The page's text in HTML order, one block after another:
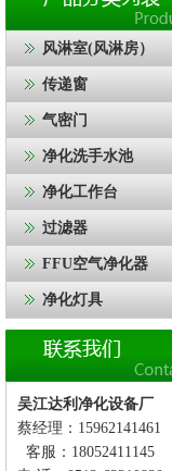
风淋室(风淋房）
传递窗
气密门
净化洗手水池
净化工作台
过滤器
FFU空气净化器
净化灯具
吴江达利净化设备厂
蔡经理：15962141461
客服：18052411145